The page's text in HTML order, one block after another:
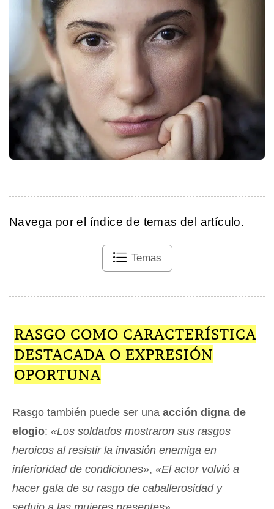
Navega por el índice de temas del artículo.
Temas
RASGO COMO CARACTERÍSTICA
DESTACADA O EXPRESIÓN
OPORTUNA
Rasgo también puede ser una acción digna de
elogio: «Los soldados mostraron sus rasgos
heroicos al resistir la invasión enemiga en
inferioridad de condiciones», «El actor volvió a
hacer gala de su rasgo de caballerosidad y